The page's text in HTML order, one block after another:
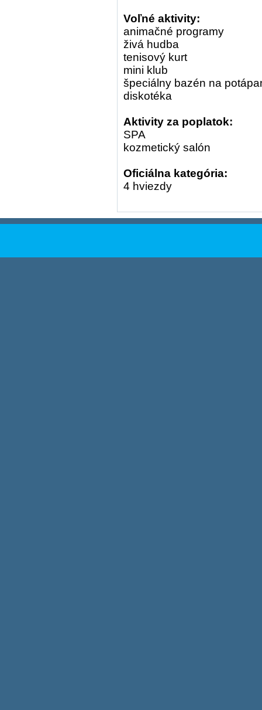
Voľné aktivity:
animačné programy
živá hudba
tenisový kurt
mini klub
špeciálny bazén na
diskotéka
Aktivity za poplatok:
SPA
kozmetický salón
Oficiálna kategória:
4 hviezdy